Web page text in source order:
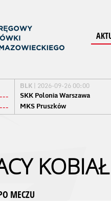
---
---
BLK | 2026-09-26 00:00
SKK Polonia Warszawa
MKS Pruszków
MECZU